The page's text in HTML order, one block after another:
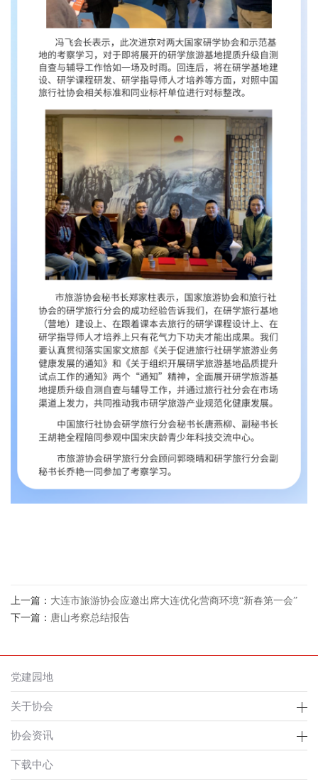
上一篇： 大连市旅游协会应邀出席大连优化营商环境“新春第一会”
下一篇： 唐山考察总结报告
党建园地
关于协会
协会资讯
下载中心